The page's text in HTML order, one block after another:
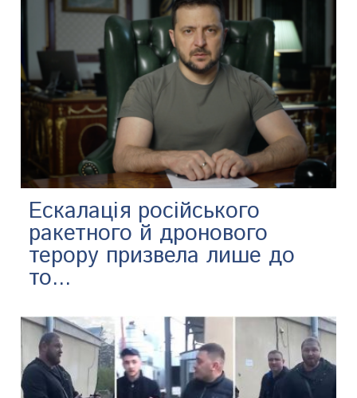
Ескалація російського
ракетного й дронового
терору призвела лише до
то...